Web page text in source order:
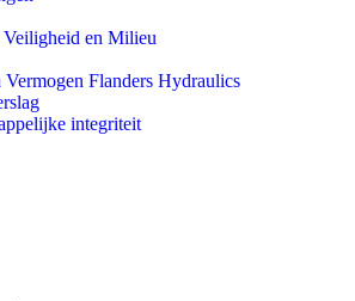
en Milieu
Flanders Hydraulics
integriteit